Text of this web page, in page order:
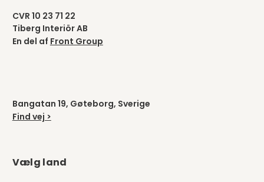
CVR 10 23 71 22
Tiberg Interiör AB
En del af Front Group
Bangatan 19, Gøteborg, Sverige
Find vej >
Vælg land